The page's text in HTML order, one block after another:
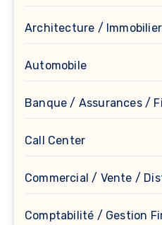
Architecture / Immobilier
Automobile
Banque / Assurances /
Call Center
Commercial / Vente /
Comptabilité / Gestion